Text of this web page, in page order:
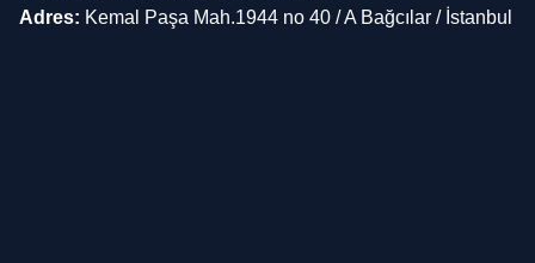
Adres: Kemal Paşa Mah.1944 no 40 / A Bağcılar / İstanbul